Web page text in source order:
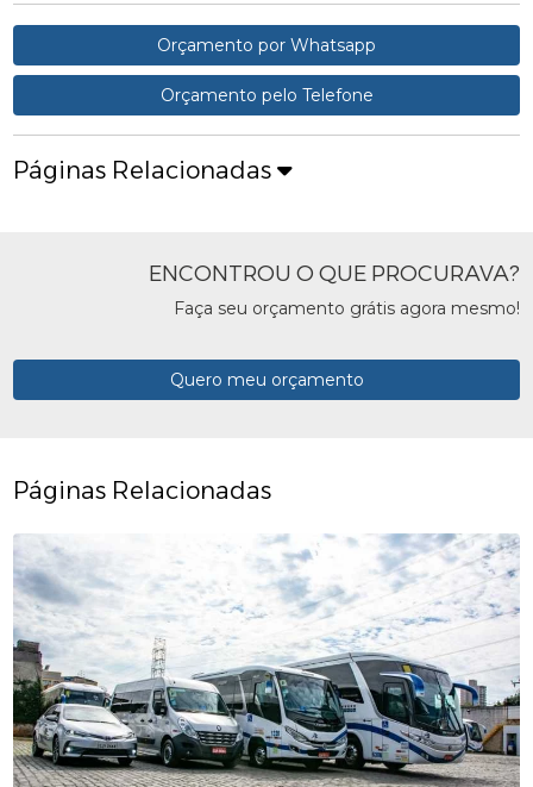
Orçamento por Whatsapp
Orçamento pelo Telefone
Páginas Relacionadas
ENCONTROU O QUE PROCURAVA?
Faça seu orçamento grátis agora mesmo!
Quero meu orçamento
Páginas Relacionadas